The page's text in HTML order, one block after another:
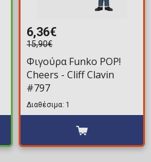
6,36€
15,90€
Φιγούρα Funko POP!
Cheers - Cliff Clavin
#797
Διαθέσιμα: 1